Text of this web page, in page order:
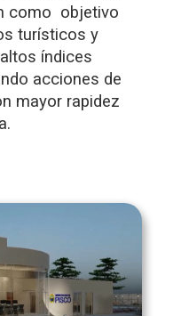
como objetivo
turísticos y
índices
acciones de
mayor rapidez